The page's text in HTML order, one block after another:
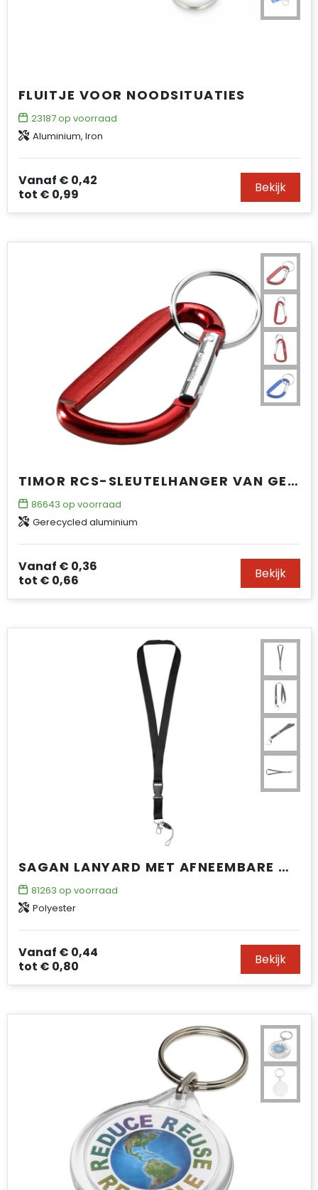
FLUITJE VOOR NOODSITUATIES
23187op voorraad
Aluminium, Iron
Vanaf € 0,42
tot € 0,99 Bekijk
TIMOR RCS-SLEUTELHANGER VAN GERECYCLED ALUMINIUM MET KARABIJNHAAK
86643 op voorraad
Gerecycled aluminium
Vanaf € 0,36
tot € 0,66 Bekijk
SAGAN LANYARD MET AFNEEMBARE GESP EN TELEFOONHOUDER
81263 op voorraad
Polyester
Vanaf € 0,44
tot € 0,80 Bekijk